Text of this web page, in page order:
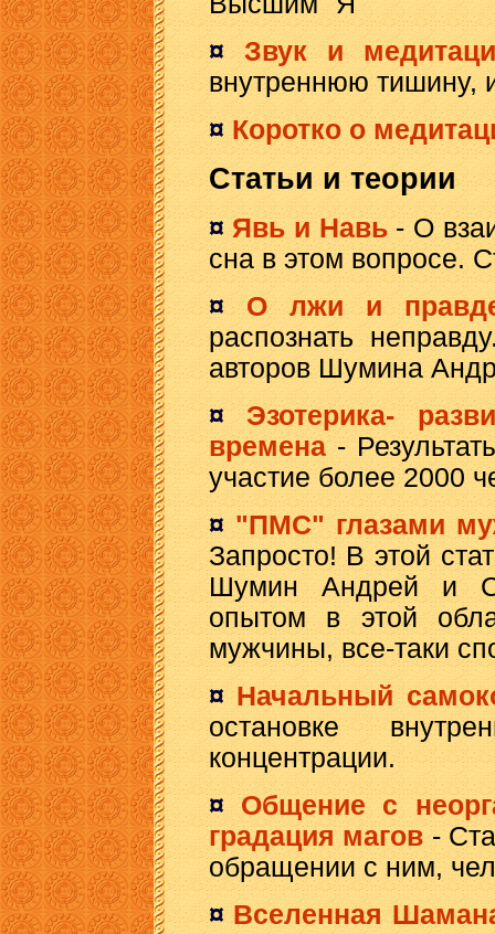
¤
Звук и
внутреннюю тишину,
¤ Коротко о
Статьи и теории
¤ Явь и Навь- О
сна в этом вопросе.
¤
О лжи и
распознать
авторов Шумина
¤
Эзотерика-
времена-
участие более 2000
¤ "ПМС" глазами
Запросто! В этой
Шумин Андрей и
опытом в этой
мужчины, все-таки
¤ Начальный
остановке
концентрации.
¤ Общение с
градация магов-
обращении с ним,
¤ Вселенная